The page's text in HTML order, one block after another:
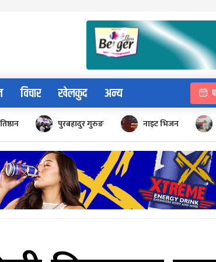
विचार खेलकुद अन्य
पुरबहादुर गुरुङ नाइट भिजन